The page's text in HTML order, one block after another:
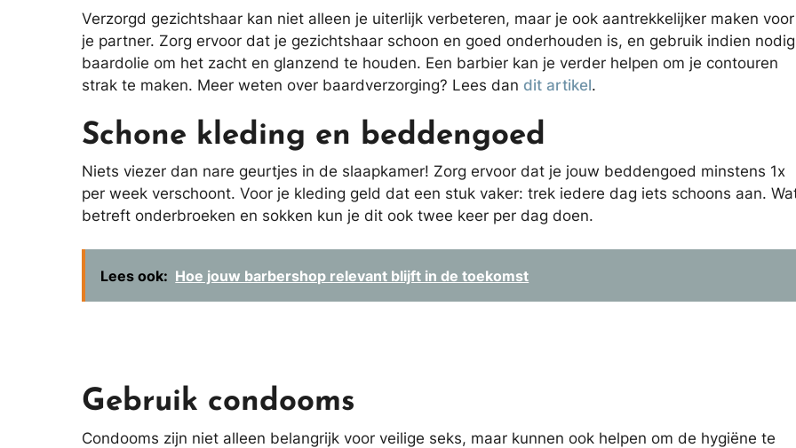
Verzorgd gezichtshaar kan niet alleen je uiterlijk verbeteren, maar je ook aantrekkelijker maken voor
je partner. Zorg ervoor dat je gezichtshaar schoon en goed onderhouden is, en gebruik indien nodig
baardolie om het zacht en glanzend te houden. Een barbier kan je verder helpen om je contouren
strak te maken. Meer weten over baardverzorging? Lees dan dit artikel.
Schone kleding en beddengoed
Niets viezer dan nare geurtjes in de slaapkamer! Zorg ervoor dat je jouw beddengoed minstens 1x
per week verschoont. Voor je kleding geld dat een stuk vaker: trek iedere dag iets schoons aan.
betreft onderbroeken en sokken kun je dit ook twee keer per dag doen.
Lees ook: Hoe jouw barbershop relevant blijft in de toekomst
Gebruik condooms
Condooms zijn niet alleen belangrijk voor veilige seks, maar kunnen ook helpen om de hygiëne te